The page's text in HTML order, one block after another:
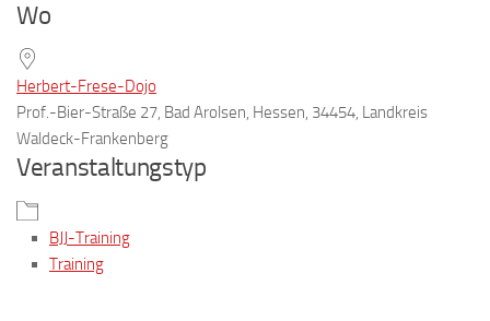
Wo
Herbert-Frese-Dojo
Prof.-Bier-Straße 27, Bad Arolsen, Hessen, 34454, Landkreis
Waldeck-Frankenberg
Veranstaltungstyp
BJJ-Training
Training